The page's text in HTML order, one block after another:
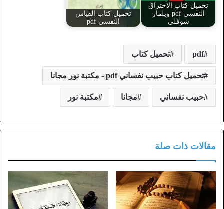
تحميل كتاب الاحتراق
النفسي pdf ويلمار
شوفلي
تحميل كتاب القياس
النفسي pdf
pdf تحميل كتاب
تحميل كتاب حبيب نفساني pdf - مكتبة نور مجانا
حبيب نفساني مجانا مكتبة نور
مقالات ذات صلة